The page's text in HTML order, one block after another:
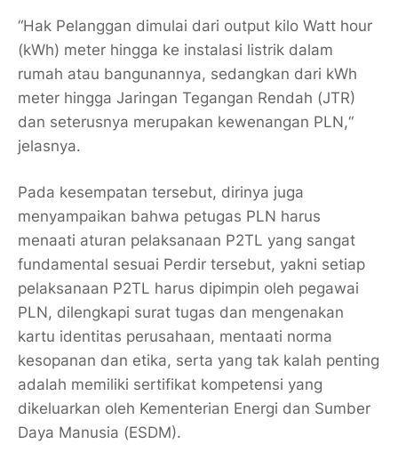
“Hak Pelanggan dimulai dari output kilo Watt hour
(kWh) meter hingga ke instalasi listrik dalam
rumah atau bangunannya, sedangkan dari kWh
meter hingga Jaringan Tegangan Rendah (JTR)
dan seterusnya merupakan kewenangan PLN,“
jelasnya.
Pada kesempatan tersebut, dirinya juga
menyampaikan bahwa petugas PLN harus
menaati aturan pelaksanaan P2TL yang sangat
fundamental sesuai Perdir tersebut, yakni setiap
pelaksanaan P2TL harus dipimpin oleh pegawai
PLN, dilengkapi surat tugas dan mengenakan
kartu identitas perusahaan, mentaati norma
kesopanan dan etika, serta yang tak kalah penting
adalah memiliki sertifikat kompetensi yang
dikeluarkan oleh Kementerian Energi dan Sumber
Daya Manusia (ESDM).